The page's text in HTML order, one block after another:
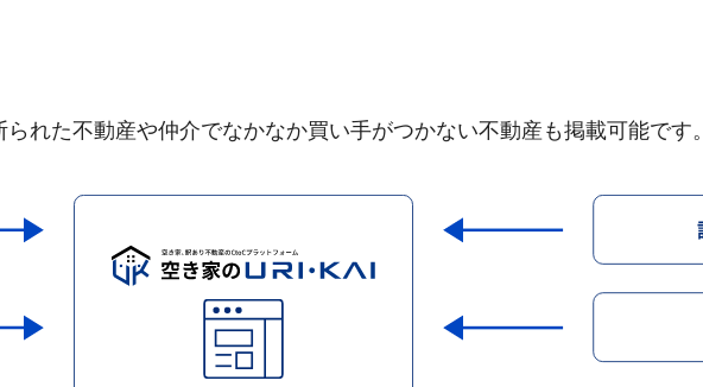
れた不動産や仲介でなかなか買い手がつかない不動産も掲載可能です。